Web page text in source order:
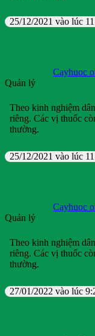
25/12/2021 vào lúc
Cayhuoc
Quản lý
Theo kinh nghiệm
riêng. Các vị thuốc
thường.
25/12/2021 vào lúc
Cayhuoc
Quản lý
Theo kinh nghiệm
riêng. Các vị thuốc
thường.
27/01/2022 vào lúc